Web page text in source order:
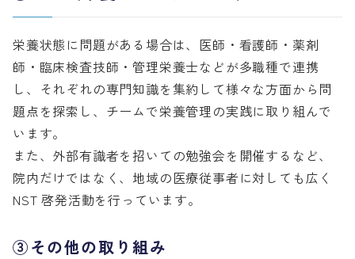
栄養状態に問題がある場合は、医師・看護師・薬剤
師・臨床検査技師・管理栄養士などが多職種で連携
し、それぞれの専門知識を集約して様々な方面から問
題点を探索し、チームで栄養管理の実践に取り組んで
います。
また、外部有識者を招いての勉強会を開催するなど、
院内だけではなく、地域の医療従事者に対しても広く
NST 啓発活動を行っています。
③その他の取り組み